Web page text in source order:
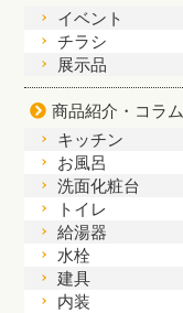
イベント
チラシ
展示品
商品紹介・コラム
キッチン
お風呂
洗面化粧台
トイレ
給湯器
水栓
建具
内装